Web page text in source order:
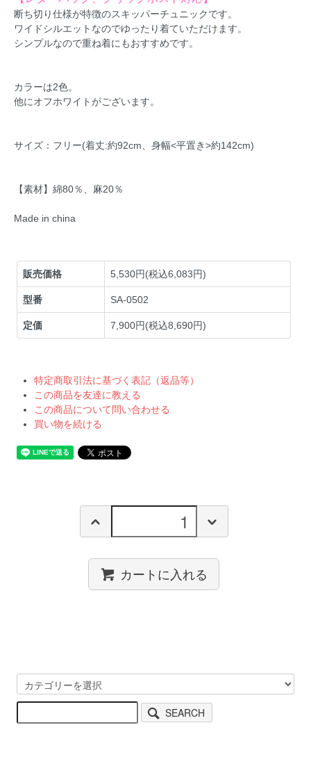
断ち切り仕様が特徴のスキッパーチュニックです。
ワイドシルエットなのでゆったり着ていただけます。
シンプルなので重ね着にもおすすめです。
カラーは2色。
他にオフホワイトがございます。
サイズ：フリー(着丈:約92cm、身幅<平置き>約142cm)
【素材】綿80％、麻20％
Made in china
販売価格 5,530円(税込6,083円)
型番 SA-0502
定価 7,900円(税込8,690円)
特定商取引法に基づく表記（返品等）
この商品を友達に教える
この商品について問い合わせる
買い物を続ける
カートに入れる
SEARCH